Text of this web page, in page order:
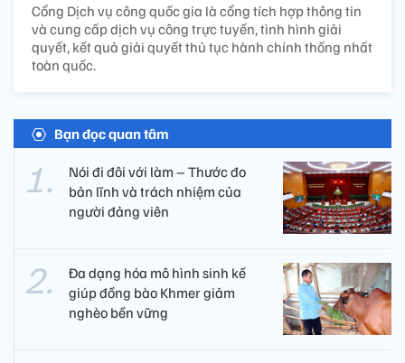
Cổng Dịch vụ công quốc gia là cổng tích hợp thông tin
và cung cấp dịch vụ công trực tuyến, tình hình giải
quyết, kết quả giải quyết thủ tục hành chính thống nhất
toàn quốc.
Bạn đọc quan tâm
Nói đi đôi với làm – Thước đo
bản lĩnh và trách nhiệm của
người đảng viên​
Đa dạng hóa mô hình sinh kế
giúp đồng bào Khmer giảm
nghèo bền vững